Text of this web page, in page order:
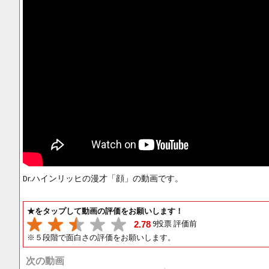
Dr.ハインリッヒの漫才「顔」の動画です。
★をタップして動画の評価をお願いします！
2.789投票 評価前
※５段階で面白さの評価をお願いします。
次の動画